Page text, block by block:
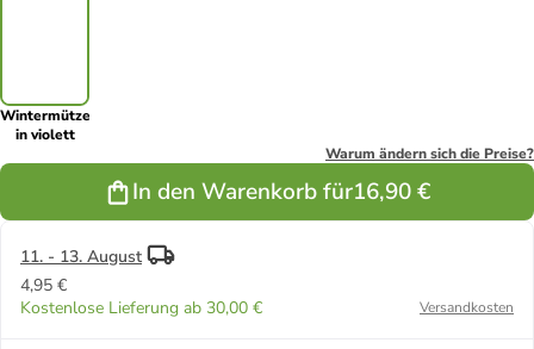
Wintermütze
in violett
Warum ändern sich die Preise?
In den Warenkorb für16,90 €
11. - 13. August
4,95 €
Kostenlose Lieferung ab 30,00 €
Versandkosten